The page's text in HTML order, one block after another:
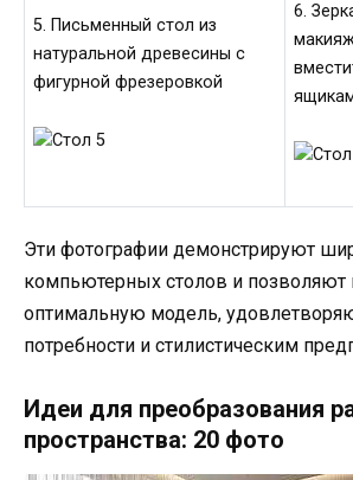
5. Письменный стол из
натуральной древесины с
фигурной фрезеровкой
6.
Эти фотографии демонстрируют
компьютерных столов и позволяют
оптимальную модель,
потребности и стилистическим
Идеи для преобразования
пространства: 20 фото